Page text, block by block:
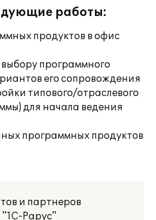
работы:
продуктов в офис
программного
его сопровождения
типового/отраслевого
для начала ведения
программных продуктов
и партнеров
Рарус"